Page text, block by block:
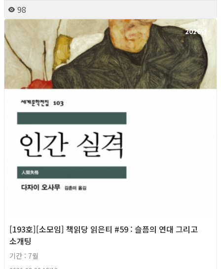
98
2026년
[193호][소모임] 책읽당 읽은티 #59 : 슬픔의 연대 그리고
소개팅
기간 : 7월